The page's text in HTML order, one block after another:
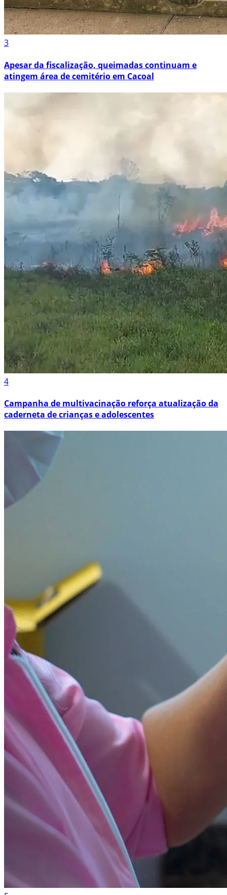
3
Apesar da fiscalização, queimadas continuam e
atingem área de cemitério em Cacoal
4
Campanha de multivacinação reforça atualização da
caderneta de crianças e adolescentes